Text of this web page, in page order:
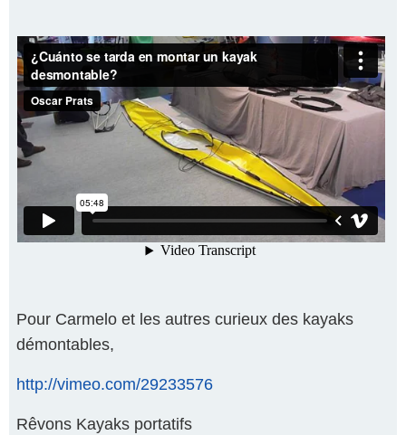
Pour Carmelo et les autres curieux des kayaks
démontables,
http://vimeo.com/29233576
Rêvons Kayaks portatifs